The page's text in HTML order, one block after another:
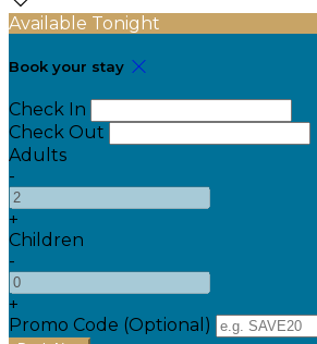
Available Tonight
Book your stay
Check In
Check Out
Adults
-
+
Children
-
+
Promo Code (Optional)